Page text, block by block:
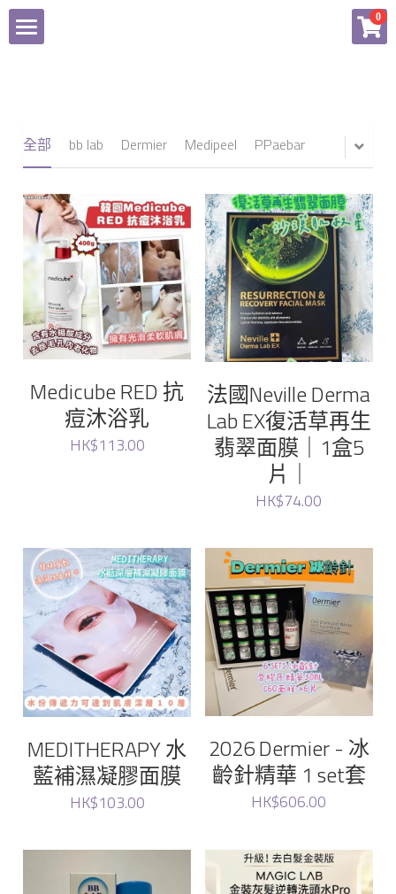
0
bb lab
Dermier
Medipeel
PPaebar
Elthy
Cosset
LG
Dr.Melaxin
Meditherapy
wellage
Sungboon
Facebook
登錄
全部 bb lab Dermier Medipeel PPaebar
Medicube RED 抗
痘沐浴乳
HK$113.00
法國Neville Derma
Lab EX復活草再生
翡翠面膜｜1盒5
片｜
HK$74.00
MEDITHERAPY 水
藍補濕凝膠面膜
HK$103.00
2026 Dermier - 冰
齡針精華 1 set套
HK$606.00
×